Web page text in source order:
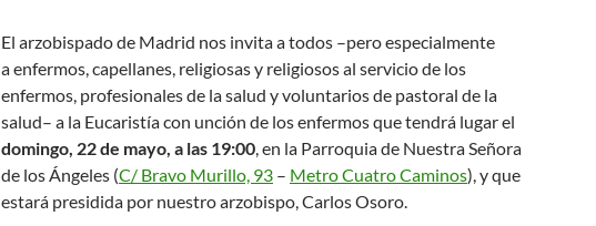
El arzobispado de Madrid nos invita a todos –pero especialmente
a enfermos, capellanes, religiosas y religiosos al servicio de los
enfermos, profesionales de la salud y voluntarios de pastoral de la
salud– a la Eucaristía con unción de los enfermos que tendrá lugar el
domingo, 22 de mayo, a las 19:00, en la Parroquia de Nuestra Señora
de los Ángeles (C/ Bravo Murillo, 93 – Metro Cuatro Caminos), y que
estará presidida por nuestro arzobispo, Carlos Osoro.